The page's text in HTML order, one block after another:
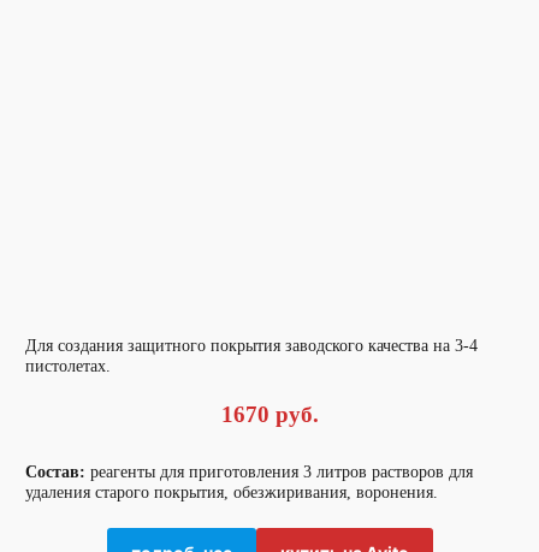
Для создания защитного покрытия заводского качества на 3-4
пистолетах.
1670 руб.
Состав: реагенты для приготовления 3 литров растворов для
удаления старого покрытия, обезжиривания, воронения.